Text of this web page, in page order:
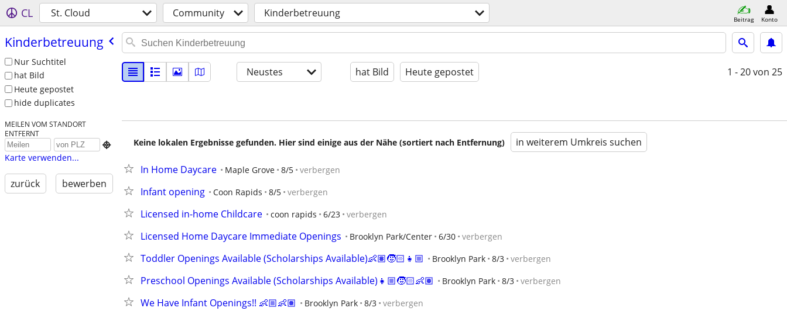
CL St. Cloud Community Kinderbetreuung Beitrag Konto
Kinderbetreuung
Nur Suchtitel
hat Bild
Heute gepostet
hide duplicates
MEILEN VOM STANDORT
ENTFERNT

Karte verwenden...
zurück bewerben
Neustes hat Bild Heute gepostet 1 - 20von 25
Keine lokalen Ergebnisse gefunden. Hier sind einige aus der Nähe (sortiert nach Entfernung) in weiterem Umkreis suchen
In Home Daycare Maple Grove 8/5 verbergen
Infant opening Coon Rapids 8/5 verbergen
Licensed in-home Childcare coon rapids 6/23 verbergen
Licensed Home Daycare Immediate Openings Brooklyn Park/Center 6/30 verbergen
Toddler Openings Available (Scholarships Available)👶🏽🧒🏻👧🏼 Brooklyn Park 8/3 verbergen
Preschool Openings Available (Scholarships Available)👧🏼🧒🏻👶🏽 Brooklyn Park 8/3 verbergen
We Have Infant Openings!! 👶🏼👶🏽 Brooklyn Park 8/3 verbergen